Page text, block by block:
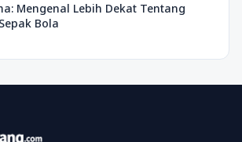
Mengenal Lebih Dekat Tentang
Bola